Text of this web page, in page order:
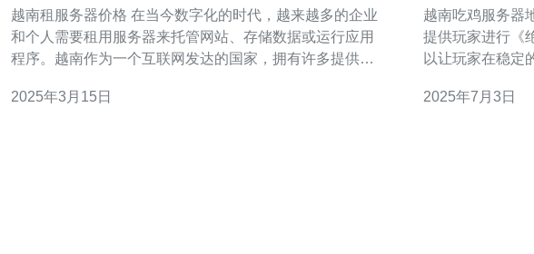
越南租服务器价格 在当今数字化的时代，越来越多的企业
和个人需要租用服务器来托管网站、存储数据或运行应用
程序。越南作为一个互联网发达的国家，拥有许多提供服
况。 在越南租用服务器时，有多种不同的服务器类型可供
2025年3月15日
越南吃鸡服务器地址查询 越南吃鸡服
提供玩家进行《
以让玩家在稳定
自己最近、网络
2025年7月3日